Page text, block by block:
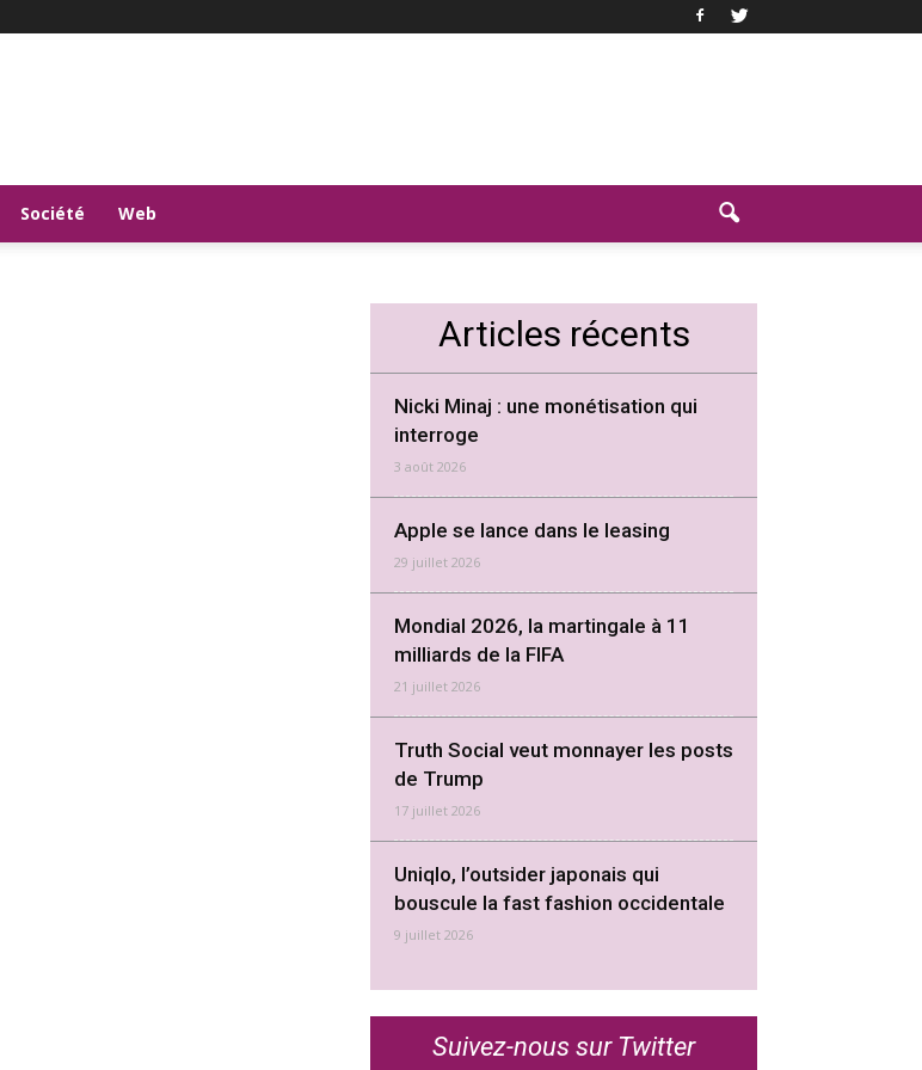
Société Web
Articles récents
Nicki Minaj : une monétisation qui
interroge
3 août 2026
Apple se lance dans le leasing
29 juillet 2026
Mondial 2026, la martingale à 11
milliards de la FIFA
21 juillet 2026
Truth Social veut monnayer les posts
de Trump
17 juillet 2026
Uniqlo, l’outsider japonais qui
bouscule la fast fashion occidentale
9 juillet 2026
Suivez-nous sur Twitter